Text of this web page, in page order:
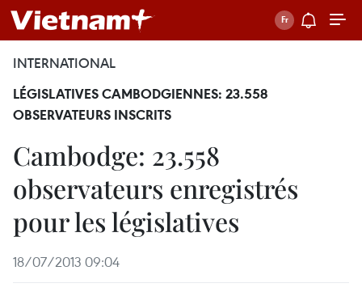
INTERNATIONAL
LÉGISLATIVES CAMBODGIENNES: 23.558
OBSERVATEURS INSCRITS
Cambodge: 23.558
observateurs enregistrés
pour les législatives
18/07/2013 09:04